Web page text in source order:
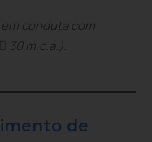
conduta com
30 m.c.a.).
de